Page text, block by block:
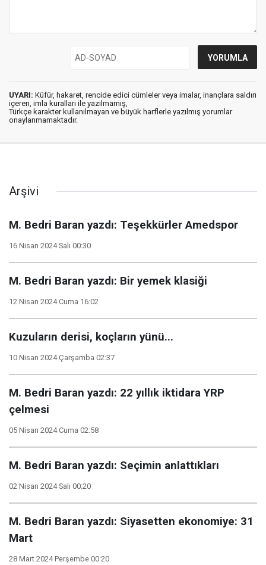
UYARI: Küfür, hakaret, rencide edici cümleler veya imalar, inançlara saldırı
içeren, imla kuralları ile yazılmamış,
Türkçe karakter kullanılmayan ve büyük harflerle yazılmış yorumlar
onaylanmamaktadır.
Arşivi
M. Bedri Baran yazdı: Teşekkürler Amedspor
16 Nisan 2024 Salı 00:30
M. Bedri Baran yazdı: Bir yemek klasiği
12 Nisan 2024 Cuma 16:02
Kuzuların derisi, koçların yünü...
10 Nisan 2024 Çarşamba 02:37
M. Bedri Baran yazdı: 22 yıllık iktidara YRP
çelmesi
05 Nisan 2024 Cuma 02:58
M. Bedri Baran yazdı: Seçimin anlattıkları
02 Nisan 2024 Salı 00:20
M. Bedri Baran yazdı: Siyasetten ekonomiye: 31
Mart
28 Mart 2024 Perşembe 00:20